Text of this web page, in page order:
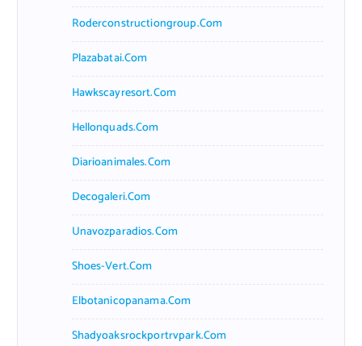
Roderconstructiongroup.com
Plazabatai.com
Hawkscayresort.com
Hellonquads.com
Diarioanimales.com
Decogaleri.com
Unavozparadios.com
Shoes-Vert.com
Elbotanicopanama.com
Shadyoaksrockportrvpark.com